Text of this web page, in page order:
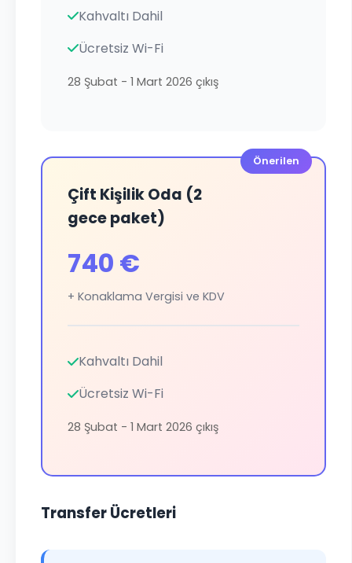
Kahvaltı Dahil
Ücretsiz Wi-Fi
28 Şubat - 1 Mart 2026 çıkış
Önerilen
Çift Kişilik Oda (2
gece paket)
740 €
+ Konaklama Vergisi ve KDV
Kahvaltı Dahil
Ücretsiz Wi-Fi
28 Şubat - 1 Mart 2026 çıkış
Transfer Ücretleri